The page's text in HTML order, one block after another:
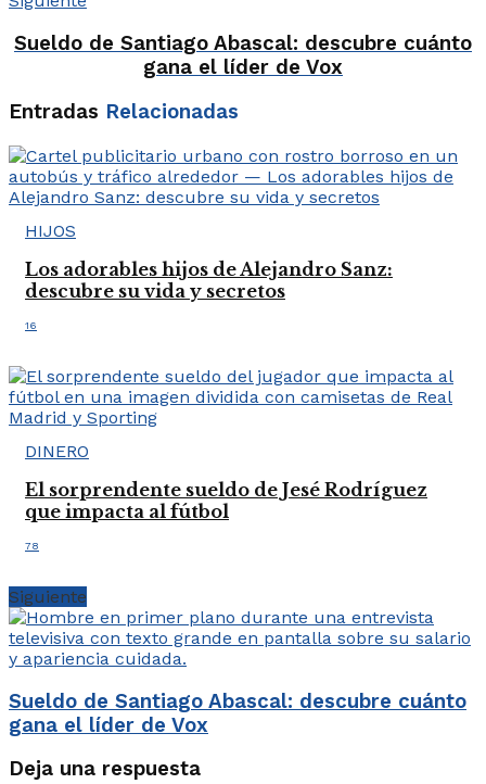
Sueldo de Santiago Abascal: descubre cuánto
gana el líder de Vox
Entradas Relacionadas
HIJOS
Los adorables hijos de Alejandro Sanz:
descubre su vida y secretos
16
DINERO
El sorprendente sueldo de Jesé Rodríguez
que impacta al fútbol
78
Siguiente
Sueldo de Santiago Abascal: descubre cuánto
gana el líder de Vox
Deja una respuesta